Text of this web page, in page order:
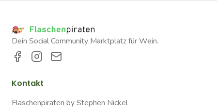
Dein Social Community Marktplatz für Wein.
Kontakt
Flaschenpiraten by Stephen Nickel